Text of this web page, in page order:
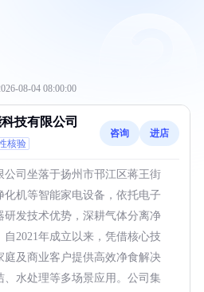
08-04 08:00:00
技有限公司
核验
咨询 进店
公司坐落于扬州市邗江区蒋王街
机等智能家电设备，依托电子
研发技术优势，深耕气体分离净
2021年成立以来，凭借核心技
庭及商业客户提供高效净食解决
、水处理等多场景应用。公司集